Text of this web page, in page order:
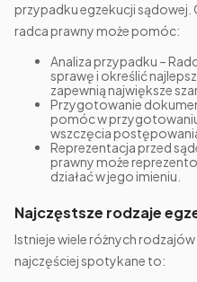
przypadku egzekucji
radca prawny może pomóc:
Analiza przypadku –
sprawę i określić
zapewnią największe
Przygotowanie
pomóc w
wszczęcia
Reprezentacja przed
prawny może
działać w jego imieniu.
Najczęstsze rodzaje
Istnieje wiele różnych
najczęściej spotykane to: